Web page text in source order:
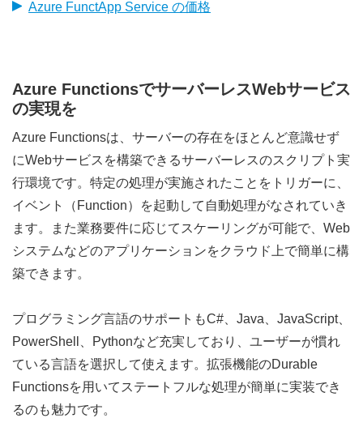
Azure FunctApp Service の価格
Azure FunctionsでサーバーレスWebサービス
の実現を
Azure Functionsは、サーバーの存在をほとんど意識せず
にWebサービスを構築できるサーバーレスのスクリプト実
行環境です。特定の処理が実施されたことをトリガーに、
イベント（Function）を起動して自動処理がなされていき
ます。また業務要件に応じてスケーリングが可能で、Web
システムなどのアプリケーションをクラウド上で簡単に構
築できます。
プログラミング言語のサポートもC#、Java、JavaScript、
PowerShell、Pythonなど充実しており、ユーザーが慣れ
ている言語を選択して使えます。拡張機能のDurable
Functionsを用いてステートフルな処理が簡単に実装でき
るのも魅力です。